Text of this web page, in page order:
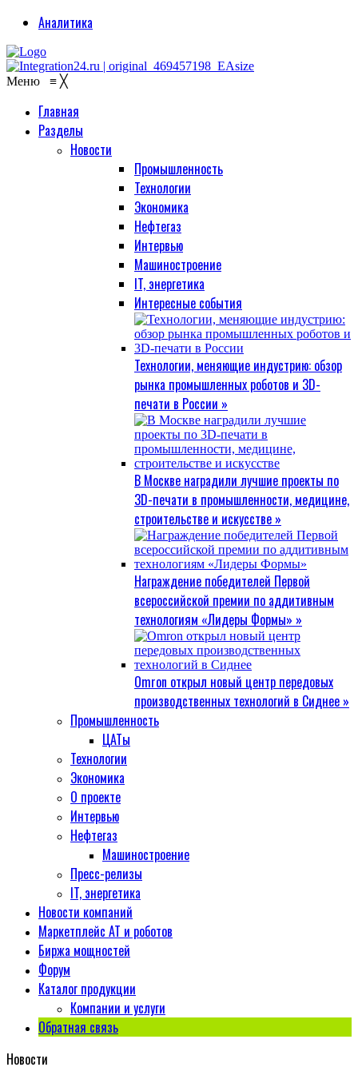
Аналитика
Меню ≡ ╳
Главная
Разделы
Новости
Промышленность
Технологии
Экономика
Нефтегаз
Интервью
Машиностроение
IT, энергетика
Интересные события
Технологии, меняющие индустрию: обзор
рынка промышленных роботов и 3D-
печати в России »
В Москве наградили лучшие проекты по
3D-печати в промышленности, медицине,
строительстве и искусстве »
Награждение победителей Первой
всероссийской премии по аддитивным
технологиям «Лидеры Формы» »
Omron открыл новый центр передовых
производственных технологий в Сиднее »
Промышленность
ЦАТы
Технологии
Экономика
О проекте
Интервью
Нефтегаз
Машиностроение
Пресс-релизы
IT, энергетика
Новости компаний
Маркетплейс АТ и роботов
Биржа мощностей
Форум
Каталог продукции
Компании и услуги
Обратная связь
Новости